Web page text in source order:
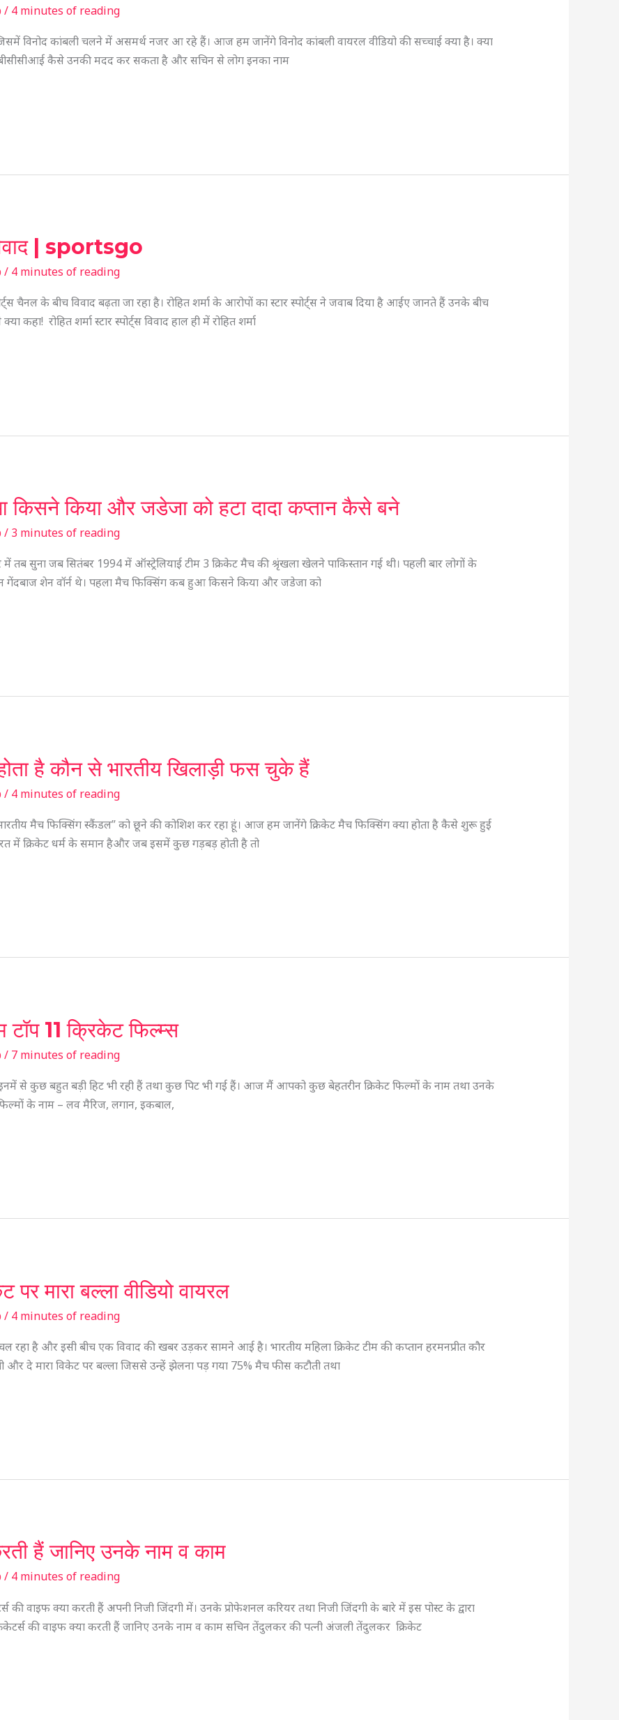
/ 4 minutes of reading
विनोद कांबली चलने में असमर्थ नजर आ रहे हैं। आज हम जानेंगे विनोद कांबली वायरल वीडियो की सच्चाई क्या है। क्या
बीसीसीआई कैसे उनकी मदद कर सकता है और सचिन से लोग इनका नाम
विवाद | sportsgo
/ 4 minutes of reading
चैनल के बीच विवाद बढ़ता जा रहा है। रोहित शर्मा के आरोपों का स्टार स्पोर्ट्स ने जवाब दिया है आईए जानते हैं उनके बीच
कहा! रोहित शर्मा स्टार स्पोर्ट्स विवाद हाल ही में रोहित शर्मा
किया और जडेजा को हटा दादा कप्तान कैसे बने
/ 3 minutes of reading
तब सुना जब सितंबर 1994 में ऑस्ट्रेलियाई टीम 3 क्रिकेट मैच की श्रृंखला खेलने पाकिस्तान गई थी। पहली बार लोगों के
गेंदबाज शेन वॉर्न थे। पहला मैच फिक्सिंग कब हुआ किसने किया और जडेजा को
है कौन से भारतीय खिलाड़ी फस चुके हैं
/ 4 minutes of reading
मैच फिक्सिंग स्कैंडल” को छूने की कोशिश कर रहा हूं। आज हम जानेंगे क्रिकेट मैच फिक्सिंग क्या होता है कैसे शुरू हुई
में क्रिकेट धर्म के समान हैऔर जब इसमें कुछ गड़बड़ होती है तो
टॉप 11 क्रिकेट फिल्म्स
/ 7 minutes of reading
से कुछ बहुत बड़ी हिट भी रही हैं तथा कुछ पिट भी गई हैं। आज मैं आपको कुछ बेहतरीन क्रिकेट फिल्मों के नाम तथा उनके
के नाम – लव मैरिज, लगान, इकबाल,
पर मारा बल्ला वीडियो वायरल
/ 4 minutes of reading
रहा है और इसी बीच एक विवाद की खबर उड़कर सामने आई है। भारतीय महिला क्रिकेट टीम की कप्तान हरमनप्रीत कौर
दे मारा विकेट पर बल्ला जिससे उन्हें झेलना पड़ गया 75% मैच फीस कटौती तथा
हैं जानिए उनके नाम व काम
/ 4 minutes of reading
क्या करती हैं अपनी निजी जिंदगी में। उनके प्रोफेशनल करियर तथा निजी जिंदगी के बारे में इस पोस्ट के द्वारा
की वाइफ क्या करती हैं जानिए उनके नाम व काम सचिन तेंदुलकर की पत्नी अंजली तेंदुलकर क्रिकेट